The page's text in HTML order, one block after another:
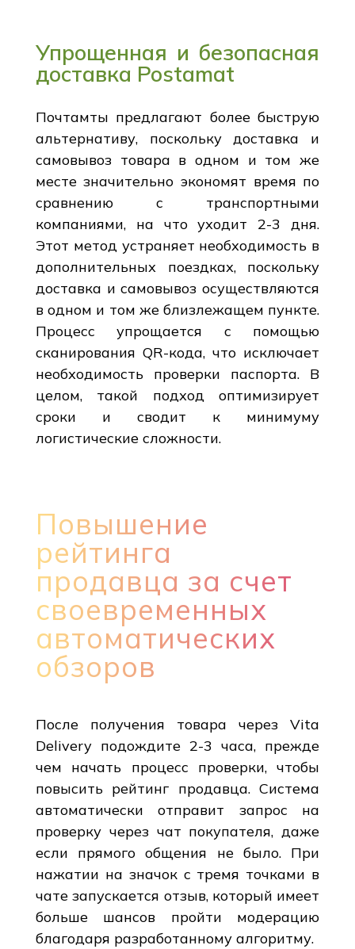
Упрощенная и безопасная
доставка Postamat
Почтамты предлагают более быструю
альтернативу, поскольку доставка и
самовывоз товара в одном и том же
месте значительно экономят время по
сравнению с транспортными
компаниями, на что уходит 2-3 дня.
Этот метод устраняет необходимость в
дополнительных поездках, поскольку
доставка и самовывоз осуществляются
в одном и том же близлежащем пункте.
Процесс упрощается с помощью
сканирования QR-кода, что исключает
необходимость проверки паспорта. В
целом, такой подход оптимизирует
сроки и сводит к минимуму
логистические сложности.
Повышение
рейтинга
продавца за счет
своевременных
автоматических
обзоров
После получения товара через Vita
Delivery подождите 2-3 часа, прежде
чем начать процесс проверки, чтобы
повысить рейтинг продавца. Система
автоматически отправит запрос на
проверку через чат покупателя, даже
если прямого общения не было. При
нажатии на значок с тремя точками в
чате запускается отзыв, который имеет
больше шансов пройти модерацию
благодаря разработанному алгоритму.